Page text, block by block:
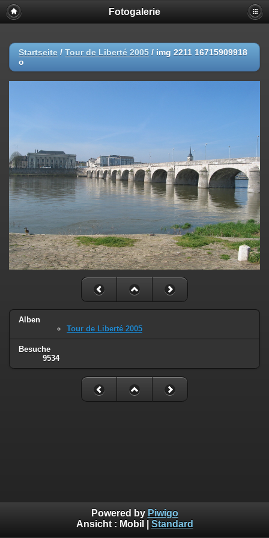
Fotogalerie
Startseite / Tour de Liberté 2005 / img 2211 16715909918
o
Alben
Tour de Liberté 2005
Besuche
9534
Powered by Piwigo
Ansicht : Mobil Standard